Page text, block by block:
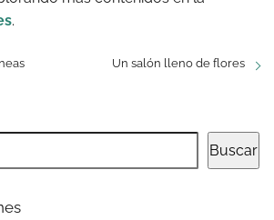
.
Un salón lleno de flores
Buscar